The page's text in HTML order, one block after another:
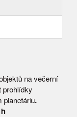
na večerní
prohlídky
planetáriu.